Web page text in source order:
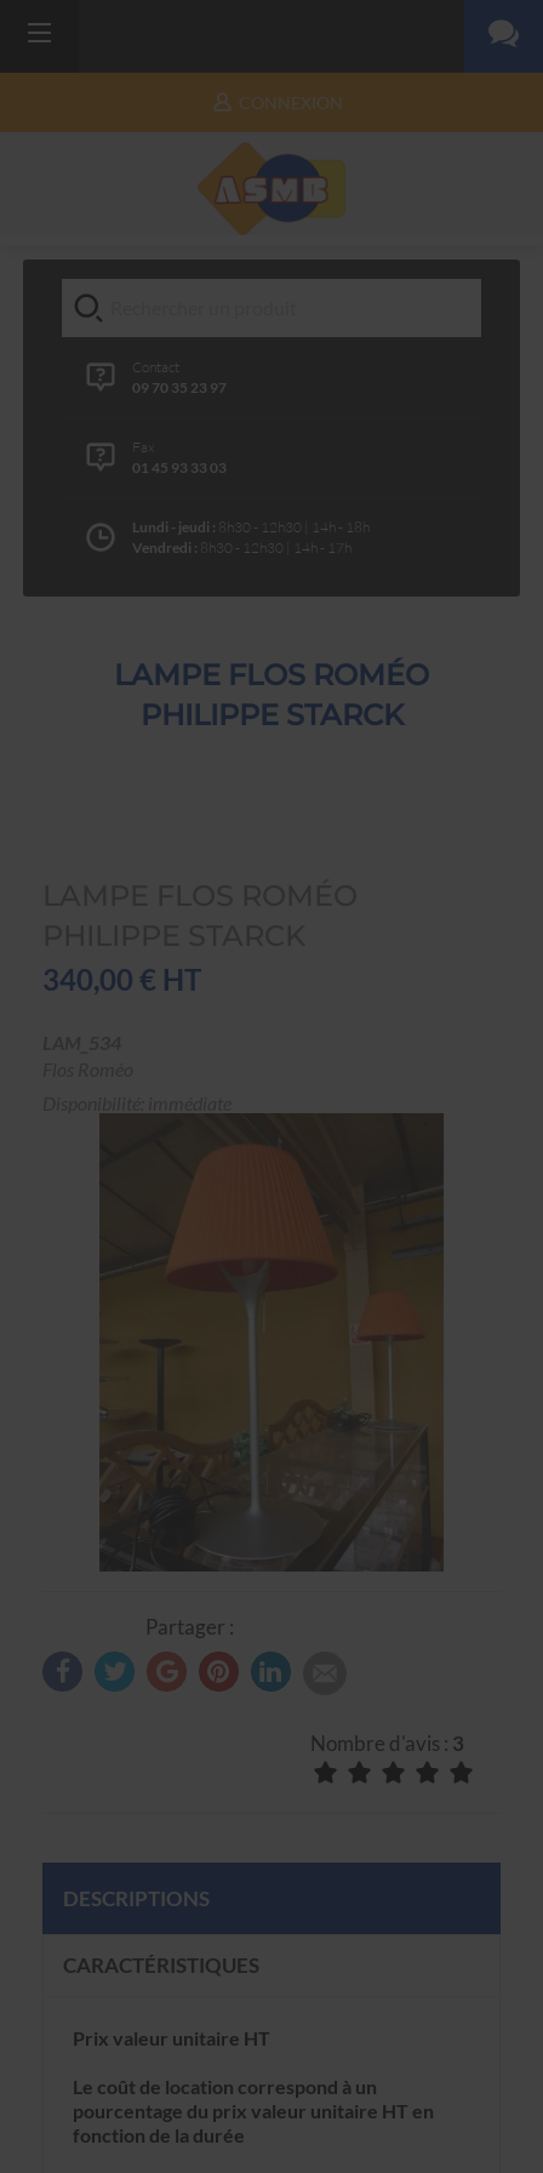
CONNEXION
Contact
09 70 35 23 97
Fax
01 45 93 33 03
Lundi - jeudi : 8h30 - 12h30 | 14h - 18h
Vendredi : 8h30 - 12h30 | 14h - 17h
LAMPE FLOS ROMÉO
PHILIPPE STARCK
340,00 € HT
Partager :
Nombre d'avis : 3
DESCRIPTIONS
CARACTÉRISTIQUES
Prix valeur unitaire HT
Le coût de location correspond à un
pourcentage du prix valeur unitaire HT en
fonction de la durée